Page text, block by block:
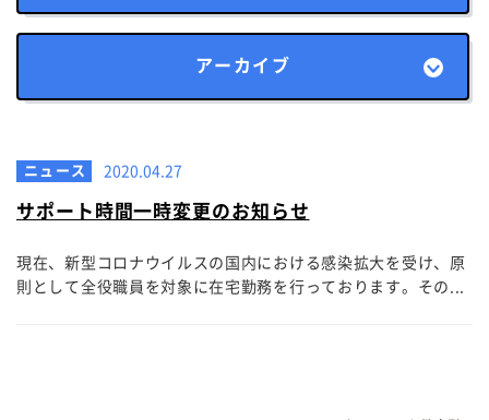
アーカイブ
ニュース 2020.04.27
サポート時間一時変更のお知らせ
現在、新型コロナウイルスの国内における感染拡大を受け、原
則として全役職員を対象に在宅勤務を行っております。その...